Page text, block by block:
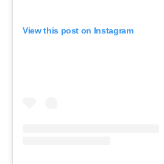
View this post on Instagram